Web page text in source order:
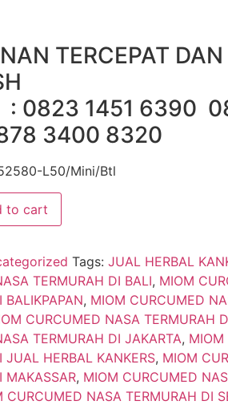
TERCEPAT
: 0823 1451 6390
3400 8320
L50/Mini/Btl
to cart
Tags: JUAL HERBAL
TERMURAH DI BALI, MIOM
BALIKPAPAN, MIOM CURCUMED
CURCUMED NASA TERMURAH
TERMURAH DI JAKARTA, MIOM
JUAL HERBAL KANKERS, MIOM
MAKASSAR, MIOM CURCUMED
CURCUMED NASA TERMURAH DI